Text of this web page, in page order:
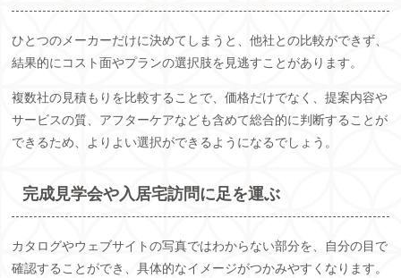
ひとつのメーカーだけに決めてしまうと、他社との比較ができず、
結果的にコスト面やプランの選択肢を見逃すことがあります。
複数社の見積もりを比較することで、価格だけでなく、提案内容や
サービスの質、アフターケアなども含めて総合的に判断することが
できるため、よりよい選択ができるようになるでしょう。
完成見学会や入居宅訪問に足を運ぶ
カタログやウェブサイトの写真ではわからない部分を、自分の目で
確認することができ、具体的なイメージがつかみやすくなります。